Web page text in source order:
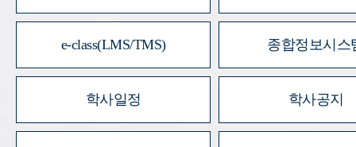
e-class(LMS/TMS) 종합정보시스
학사일정 학사공지